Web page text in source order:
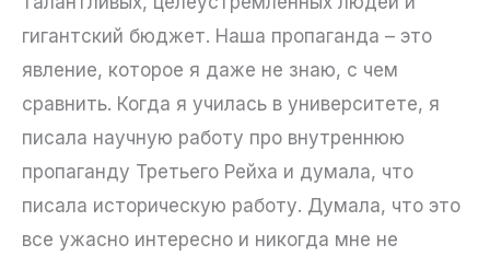
гигантский бюджет. Наша пропаганда – это
явление, которое я даже не знаю, с чем
сравнить. Когда я училась в университете, я
писала научную работу про внутреннюю
пропаганду Третьего Рейха и думала, что
писала историческую работу. Думала, что это
все ужасно интересно и никогда мне не